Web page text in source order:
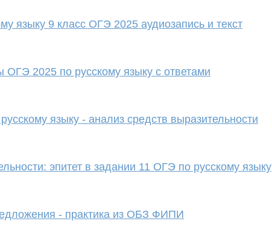
языку 9 класс ОГЭ 2025 аудиозапись и текст
ОГЭ 2025 по русскому языку с ответами
языку - анализ средств выразительности
эпитет в задании 11 ОГЭ по русскому языку
- практика из ОБЗ ФИПИ